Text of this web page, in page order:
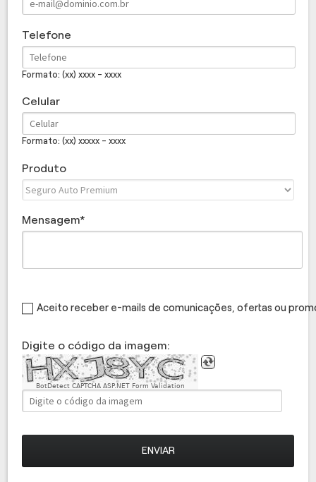
Telefone
Formato: (xx) xxxx - xxxx
Celular
Formato: (xx) xxxxx - xxxx
Produto
Mensagem
Aceito receber e-mails de comunicações, ofertas ou
Digite o código da imagem:
BotDetect CAPTCHA ASP.NET Form Validation
ENVIAR